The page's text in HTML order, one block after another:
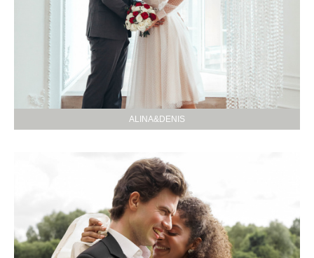
ALINA&DENIS